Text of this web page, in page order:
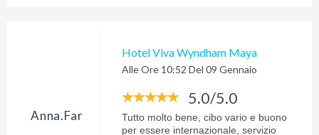
Anna.far
Hotel Viva Wyndham Maya
Alle Ore 10:52 Del 09 Gennaio
5.0/5.0
Tutto molto bene, cibo vario e buono
per essere internazionale, servizio